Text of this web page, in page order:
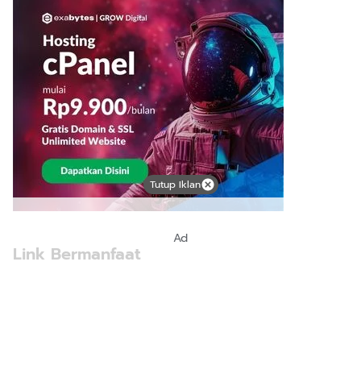
Link Bermanfaat
Tutup Iklan
Ad